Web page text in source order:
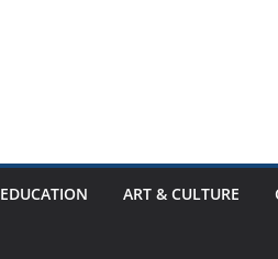
EDUCATION ART & CULTURE